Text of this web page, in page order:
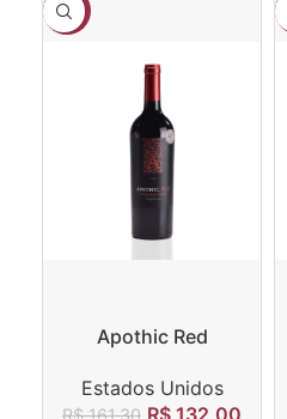
-18%
Apothic Red
Estados Unidos
R$161,30 R$ 132,00